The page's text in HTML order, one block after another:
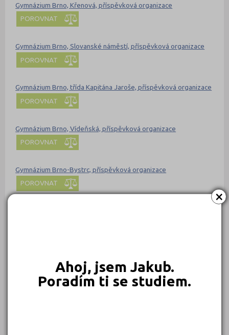
×
Ahoj, jsem Jakub.
Poradím ti se studiem.
Gymnázium Brno, Křenová, příspěvková organizace
POROVNAT
Gymnázium Brno, Slovanské náměstí, příspěvková organizace
POROVNAT
Gymnázium Brno, třída Kapitána Jaroše, příspěvková organizace
POROVNAT
Gymnázium Brno, Vídeňská, příspěvková organizace
POROVNAT
Gymnázium Brno-Bystrc, příspěvková organizace
POROVNAT
POROVNAT